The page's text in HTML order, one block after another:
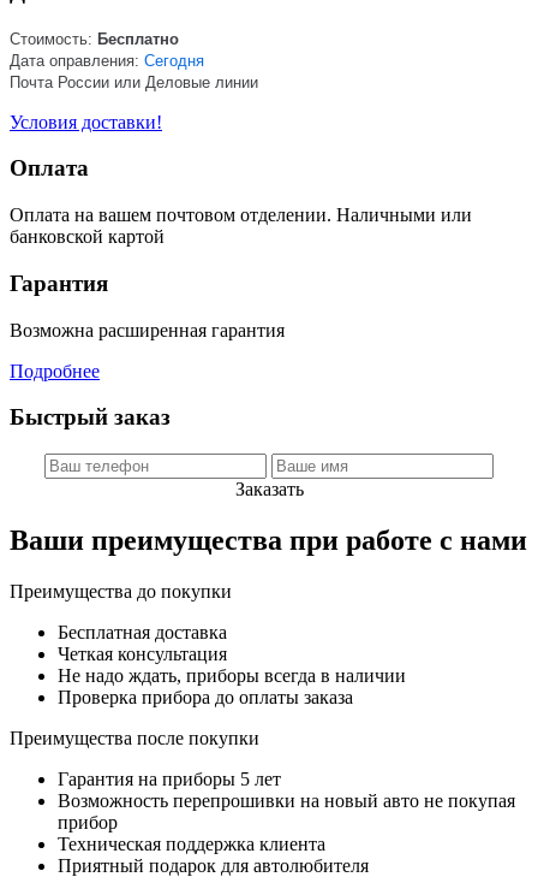
Стоимость: Бесплатно
Дата оправления: Сегодня
Почта России или Деловые линии
Условия доставки!
Оплата
Оплата на вашем почтовом отделении. Наличными или
банковской картой
Гарантия
Возможна расширенная гарантия
Подробнее
Быстрый заказ
Заказать
Ваши преимущества при работе с нами
Преимущества до покупки
Бесплатная доставка
Четкая консультация
Не надо ждать, приборы всегда в наличии
Проверка прибора до оплаты заказа
Преимущества после покупки
Гарантия на приборы 5 лет
Возможность перепрошивки на новый авто не покупая
прибор
Техническая поддержка клиента
Приятный подарок для автолюбителя